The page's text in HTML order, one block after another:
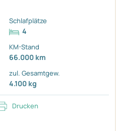
Schlafplätze
4
KM-Stand
66.000 km
zul. Gesamtgew.
4.100 kg
Drucken